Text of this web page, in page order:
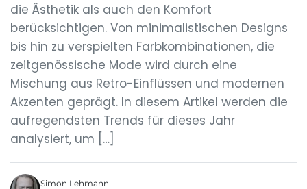
die Ästhetik als auch den Komfort
berücksichtigen. Von minimalistischen Designs
bis hin zu verspielten Farbkombinationen, die
zeitgenössische Mode wird durch eine
Mischung aus Retro-Einflüssen und modernen
Akzenten geprägt. In diesem Artikel werden die
aufregendsten Trends für dieses Jahr
analysiert, um […]
Simon Lehmann